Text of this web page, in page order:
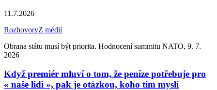
11.7.2026
RozhovoryZ médií
Obrana státu musí být priorita. Hodnocení summitu NATO, 9. 7.
2026
Když premiér mluví o tom, že peníze potřebuje pro
« naše lidi », pak je otázkou, koho tím myslí